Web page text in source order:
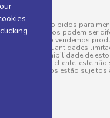
são proibidos para
que seus preços podem ser
e não vendemos
possuem quantidades
ligada à disponibilidade de
no pedido do cliente, este
todos os pedidos estão